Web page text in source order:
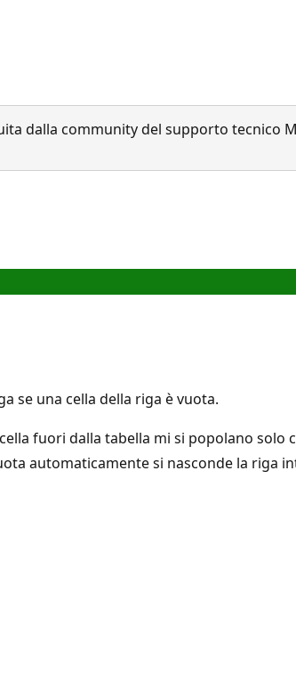
dalla community del supporto tecnico
se una cella della riga è vuota.
fuori dalla tabella mi si popolano
automaticamente si nasconde la riga